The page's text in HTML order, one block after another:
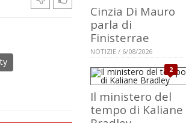
Cinzia Di Mauro
parla di
Finisterrae
NOTIZIE / 6/08/2026
2
Il ministero del
tempo di Kaliane